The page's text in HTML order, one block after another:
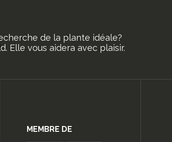
de la plante idéale?
Elle vous aidera avec plaisir.
MEMBRE DE